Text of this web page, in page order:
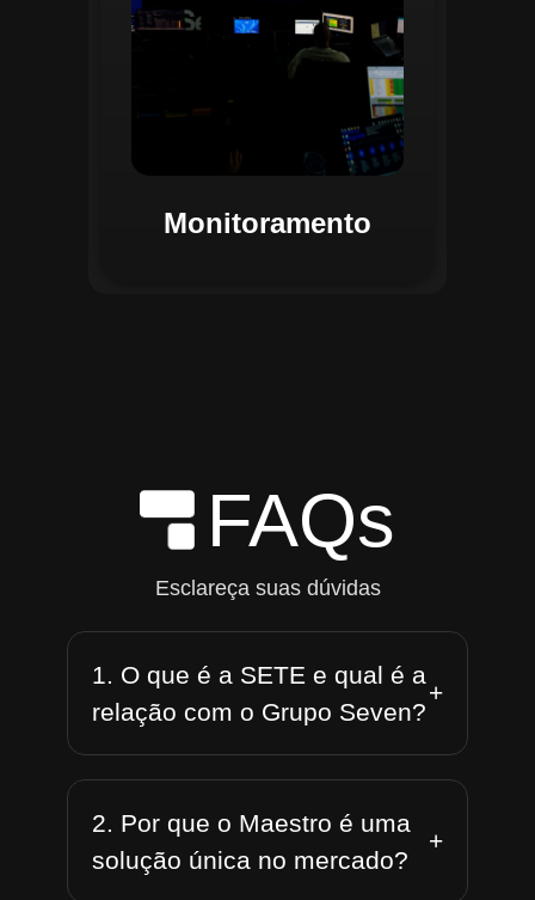
Monitoramento
FAQs
Esclareça suas dúvidas
1. O que é a SETE e qual é a
relação com o Grupo Seven?
+
2. Por que o Maestro é uma
solução única no mercado?
+